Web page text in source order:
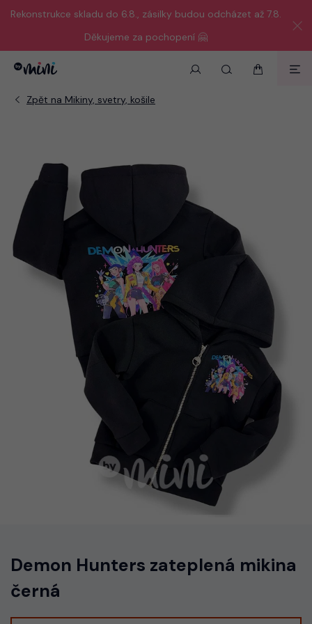
Rekonstrukce skladu do 6.8., zásilky budou odcházet až 7.8.
Děkujeme za pochopení 🤗
Demon Hunters zateplená mikina
černá